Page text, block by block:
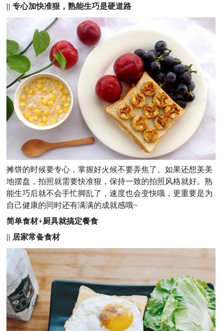
|| 专心加快准狠，熟能生巧是硬道路
摊饼的时候要专心，掌握好火候不要弄焦了。如果还想美美
地摆盘，拍照就需要快准狠，保持一致的拍照风格就好。熟
能生巧后就不会手忙脚乱了，速度也会变快哦，更重要是为
自己健康的同时还有满满的成就感哦~
简单食材+厨具就搞定餐食
|| 居家常备食材